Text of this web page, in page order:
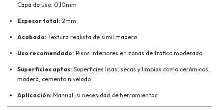
Capa de uso: 0,10mm
Espesor total: 2mm
Acabado: Textura realista de simil madera
Uso recomendado: Pisos interiores en zonas de tráfico moderado
Superficies aptas: Superficies lisas, secas y limpias como cerámicos,
madera, cemento nivelado
Aplicación: Manual, si necesidad de herramientas